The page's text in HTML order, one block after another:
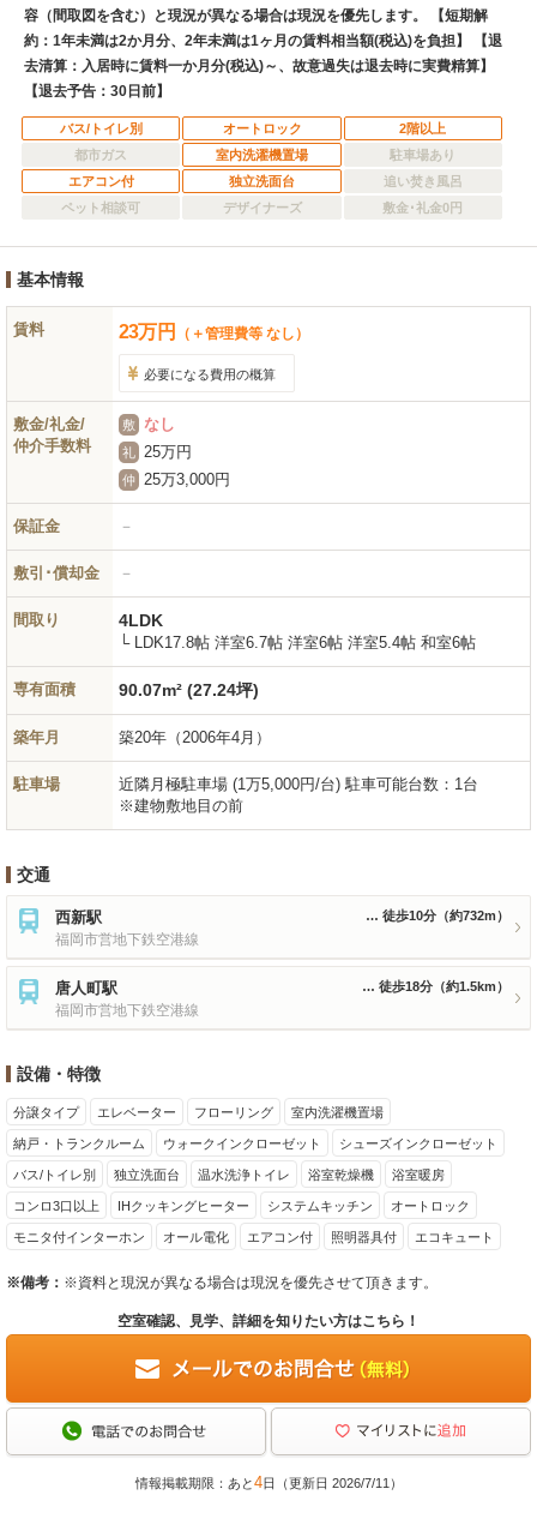
容（間取図を含む）と現況が異なる場合は現況を優先します。 【短期解
約：1年未満は2か月分、2年未満は1ヶ月の賃料相当額(税込)を負担】 【退
去清算：入居時に賃料一か月分(税込)～、故意過失は退去時に実費精算】
【退去予告：30日前】
バス/トイレ別 オートロック
2階以上
都市ガス
室内洗濯機置場
駐車場あり
エアコン付
独立洗面台
追い焚き風呂
ペット相談可
デザイナーズ 敷金･礼金0円
基本情報
賃料 23万円 （＋管理費等 なし）
必要になる費用の概算
敷金/礼金/
仲介手数料
敷 なし
礼 25万円
仲 25万3,000円
保証金 －
敷引･償却金 －
間取り 4LDK
└ LDK17.8帖 洋室6.7帖 洋室6帖 洋室5.4帖 和室6帖
専有面積 90.07m² (27.24坪)
築年月 築20年 （2006年4月）
駐車場
近隣月極駐車場 (1万5,000円/台) 駐車可能台数：1台
※建物敷地目の前
交通
西新駅
福岡市営地下鉄空港線
徒歩10分 （約732m）
唐人町駅
福岡市営地下鉄空港線
徒歩18分 （約1.5km）
設備・特徴
分譲タイプ エレベーター フローリング 室内洗濯機置場
納戸・トランクルーム ウォークインクローゼット シューズインクローゼット
バス/トイレ別 独立洗面台 温水洗浄トイレ 浴室乾燥機 浴室暖房
コンロ3口以上 IHクッキングヒーター システムキッチン オートロック
モニタ付インターホン オール電化 エアコン付 照明器具付 エコキュート
※備考： ※資料と現況が異なる場合は現況を優先させて頂きます。
空室確認、見学、詳細を知りたい方はこちら！
情報掲載期限：あと4日（更新日 2026/7/11）